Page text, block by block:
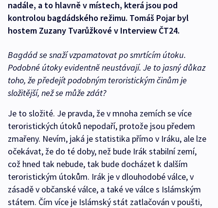
nadále, a to hlavně v místech, která jsou pod
kontrolou bagdádského režimu. Tomáš Pojar byl
hostem Zuzany Tvarůžkové v Interview ČT24.
Bagdád se snaží vzpamatovat po smrtícím útoku.
Podobné útoky evidentně neustávají. Je to jasný důkaz
toho, že předejít podobným teroristickým činům je
složitější, než se může zdát?
Je to složité. Je pravda, že v mnoha zemích se více
teroristických útoků nepodaří, protože jsou předem
zmařeny. Nevím, jaká je statistika přímo v Iráku, ale lze
očekávat, že do té doby, než bude Irák stabilní zemí,
což hned tak nebude, tak bude docházet k dalším
teroristickým útokům. Irák je v dlouhodobé válce, v
zásadě v občanské válce, a také ve válce s Islámským
státem. Čím více je Islámský stát zatlačován v poušti,